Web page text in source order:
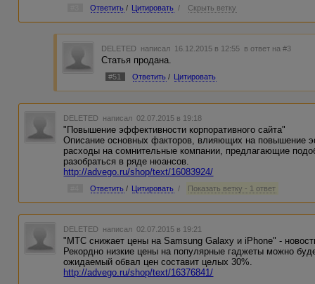
Ответить / Цитировать / Скрыть ветку
DELETED написал 16.12.2015 в 12:55 в ответ на #3
Статья продана.
#51 Ответить / Цитировать
DELETED написал 02.07.2015 в 19:18
"Повышение эффективности корпоративного сайта"
Описание основных факторов, влияющих на повышение
расходы на сомнительные компании, предлагающие
разобраться в ряде нюансов.
http://advego.ru/shop/text/16083924/
Ответить / Цитировать / Показать ветку - 1 ответ
DELETED написал 02.07.2015 в 19:21
"МТС снижает цены на Samsung Galaxy и iPhone" -
Рекордно низкие цены на популярные гаджеты можно
ожидаемый обвал цен составит целых 30%.
http://advego.ru/shop/text/16376841/